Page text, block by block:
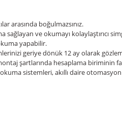
arasında boğulmazsınız.
sağlayan ve okumayı kolaylaştırıcı
yapabilir.
geriye dönük 12 ay olarak
şartlarında hesaplama biriminin
sistemleri, akıllı daire